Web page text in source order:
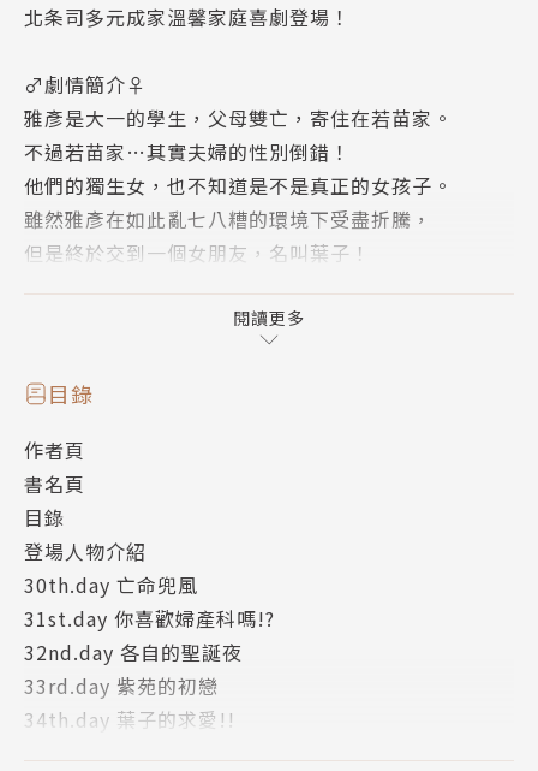
北条司多元成家溫馨家庭喜劇登場！
♂劇情簡介♀
雅彥是大一的學生，父母雙亡，寄住在若苗家。
不過若苗家…其實夫婦的性別倒錯！
他們的獨生女，也不知道是不是真正的女孩子。
雖然雅彥在如此亂七八糟的環境下受盡折騰，
但是終於交到一個女朋友，名叫葉子！
由北条司繪製，男女倒錯的溫馨家庭喜劇登場♡
閱讀更多
目錄
作者頁
書名頁
目錄
登場人物介紹
30th.day 亡命兜風
31st.day 你喜歡婦產科嗎!?
32nd.day 各自的聖誕夜
33rd.day 紫苑的初戀
34th.day 葉子的求愛!!